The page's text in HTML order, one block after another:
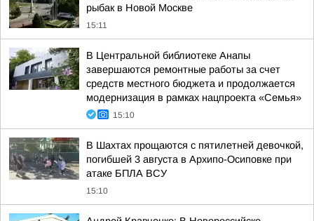
рыбак в Новой Москве
15:11
В Центральной библиотеке Анапы
завершаются ремонтные работы за счет
средств местного бюджета и продолжается
модернизация в рамках нацпроекта «Семья»
15:10
В Шахтах прощаются с пятилетней девочкой,
погибшей 3 августа в Архипо-Осиповке при
атаке БПЛА ВСУ
15:10